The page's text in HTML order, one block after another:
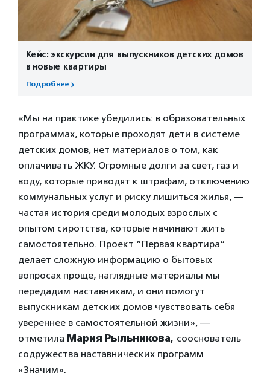
Кейс: экскурсии для выпускников детских домов
в новые квартиры
Подробнее
«Мы на практике убедились: в образовательных
программах, которые проходят дети в системе
детских домов, нет материалов о том, как
оплачивать ЖКУ. Огромные долги за свет, газ и
воду, которые приводят к штрафам, отключению
коммунальных услуг и риску лишиться жилья, —
частая история среди молодых взрослых с
опытом сиротства, которые начинают жить
самостоятельно. Проект ”Первая квартира”
делает сложную информацию о бытовых
вопросах проще, наглядные материалы мы
передадим наставникам, и они помогут
выпускникам детских домов чувствовать себя
увереннее в самостоятельной жизни», —
отметила Мария Рыльникова, сооснователь
содружества наставнических программ
«Значим».